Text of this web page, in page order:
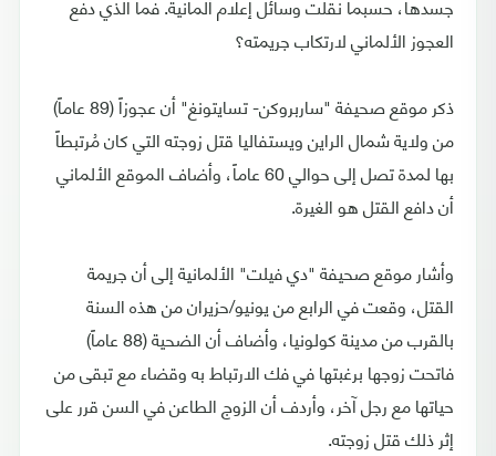
العجوز الألماني لارتكاب جريمته؟
ذكر موقع صحيفة "ساربروكن- تسايتونغ" أن عجوزاً (89 عاماً)
من ولاية شمال الراين ويستفاليا قتل زوجته التي كان مُرتبطاً
بها لمدة تصل إلى حوالي 60 عاماً، وأضاف الموقع الألماني
أن دافع القتل هو الغيرة.
وأشار موقع صحيفة "دي فيلت" الألمانية إلى أن جريمة
القتل، وقعت في الرابع من يونيو/حزيران من هذه السنة
بالقرب من مدينة كولونيا، وأضاف أن الضحية (88 عاماً)
فاتحت زوجها برغبتها في فك الارتباط به وقضاء مع تبقى من
حياتها مع رجل آخر، وأردف أن الزوج الطاعن في السن قرر على
إثر ذلك قتل زوجته.